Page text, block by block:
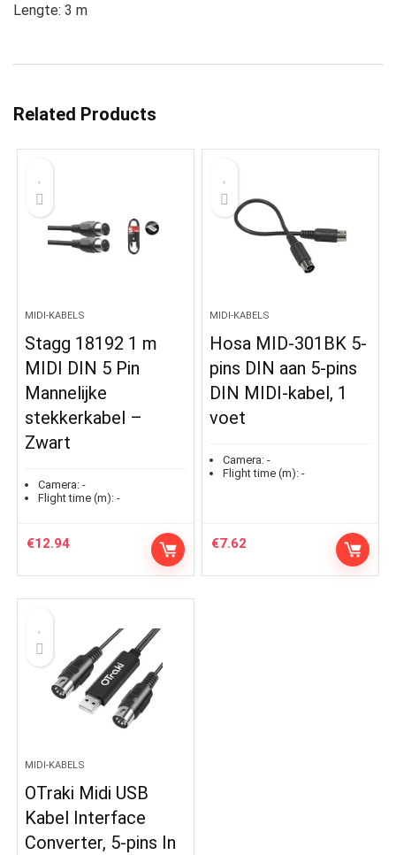
Lengte: 3 m
Related Products
MIDI-KABELS
Stagg 18192 1 m
MIDI DIN 5 Pin
Mannelijke
stekkerkabel –
Zwart
Camera: -
Flight time (m): -
€12.94
MIDI-KABELS
Hosa MID-301BK 5-
pins DIN aan 5-pins
DIN MIDI-kabel, 1
voet
Camera: -
Flight time (m): -
€7.62
MIDI-KABELS
OTraki Midi USB
Kabel Interface
Converter, 5-pins In